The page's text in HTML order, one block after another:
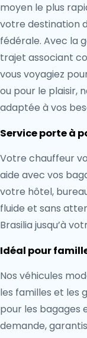
moyen le plus
votre destination
fédérale. Avec la
trajet associant
vous voyagiez
ou pour le plaisir,
adaptée à vos
Service porte à
Votre chauffeur
aide avec vos
votre hôtel,
fluide et sans
Brasilia jusqu’à
Idéal pour
Nos véhicules
les familles et les
pour les bagages
demande,